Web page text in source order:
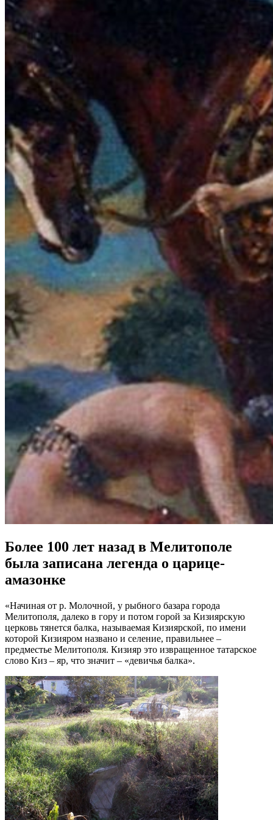
Более 100 лет назад в Мелитополе
была записана легенда о царице-
амазонке
«Начиная от р. Молочной, у рыбного базара города
Мелитополя, далеко в гору и потом горой за Кизиярскую
церковь тянется балка, называемая Кизиярской, по имени
которой Кизияром названо и селение, правильнее –
предместье Мелитополя. Кизияр это извращенное татарское
слово Киз – яр, что значит – «девичья балка».